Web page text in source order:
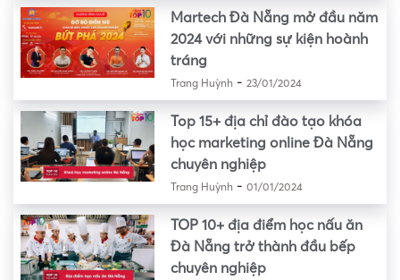
Martech Đà Nẵng mở đầu năm
2024 với những sự kiện hoành
tráng
Trang Huỳnh- 23/01/2024
Top 15+ địa chỉ đào tạo khóa
học marketing online Đà Nẵng
chuyên nghiệp
Trang Huỳnh- 01/01/2024
TOP 10+ địa điểm học nấu ăn
Đà Nẵng trở thành đầu bếp
chuyên nghiệp